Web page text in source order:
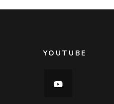
YOUTUBE